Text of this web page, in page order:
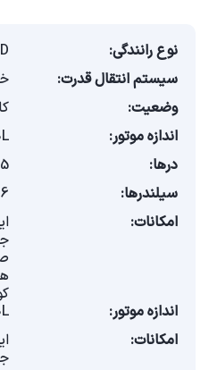
نوع رانندگی:
سیستم انتقال قدرت:
وضعیت:
اندازه موتور:
درها:
5 درب
سیلندرها:
6
امکانات:
اندازه موتور:
امکانات: